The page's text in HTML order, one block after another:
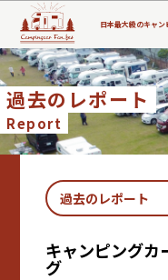
日本最大級のキャ
過去のレポート
Report
キャンピングカ
グ